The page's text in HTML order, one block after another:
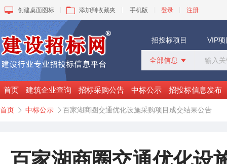
创建桌面图标 添加到收藏夹 手机版 登录 注册
招投标项目 VIP
全部信息 
招标采购
中标公示
变更公告
询价采购
首页 建筑企业查询 招标采购公告 中标公示 招投标信息发布
首页  中标公示  百家湖商圈交通优化设施采购项目成交结果公告